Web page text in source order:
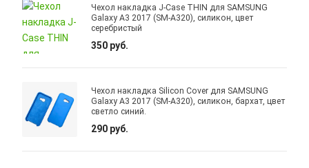
Чехол накладка J-Case THIN для SAMSUNG
Galaxy A3 2017 (SM-A320), силикон, цвет
серебристый
350 руб.
Чехол накладка Silicon Cover для SAMSUNG
Galaxy A3 2017 (SM-A320), силикон, бархат, цвет
светло синий.
290 руб.